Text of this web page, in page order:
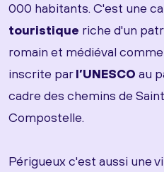
000 habitants. C'est une
touristique riche d'un
romain et médiéval
inscrite parl’UNESCO au
cadre des chemins de
Compostelle.
Périgueux c'est aussi une